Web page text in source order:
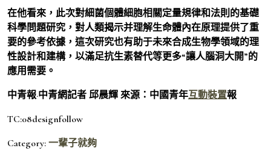
在他看來，此次對細菌個體細胞相關定量規律和法則的基礎
科學問題研究，對人類揭示并理解生命體內在原理提供了重
要的參考依據，這次研究也有助于未來合成生物學領域的理
性設計和建構，以滿足抗生素替代等更多“讓人腦洞大開”的
應用需要。
中青報·中青網記者 邱晨輝 來源：中國青年互動裝置報
TC:08designfollow
Category: 一輩子就夠